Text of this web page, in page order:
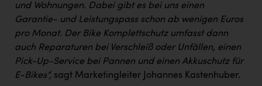
und Wohnungen. Dabei gibt es bei uns einen
Garantie- und Leistungspass schon ab wenigen Euros
pro Monat. Der Bike Komplettschutz umfasst dann
auch Reparaturen bei Verschleiß oder Unfällen, einen
Pick-Up-Service bei Pannen und einen Akkuschutz für
E-Bikes“, sagt Marketingleiter Johannes Kastenhuber.